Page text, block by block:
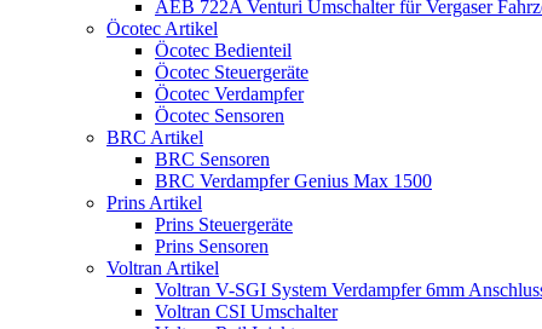
AEB 722A Venturi Umschalter für Vergaser
Öcotec Artikel
Öcotec Bedienteil
Öcotec Steuergeräte
Öcotec Verdampfer
Öcotec Sensoren
BRC Artikel
BRC Sensoren
BRC Verdampfer Genius Max 1500
Prins Artikel
Prins Steuergeräte
Prins Sensoren
Voltran Artikel
Voltran V-SGI System Verdampfer 6mm
Voltran CSI Umschalter